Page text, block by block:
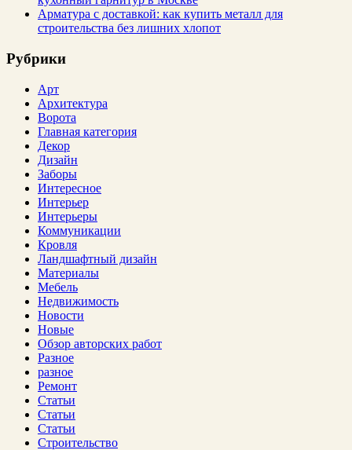
Арматура с доставкой: как купить металл для
строительства без лишних хлопот
Рубрики
Арт
Архитектура
Ворота
Главная категория
Декор
Дизайн
Заборы
Интересное
Интерьер
Интерьеры
Коммуникации
Кровля
Ландшафтный дизайн
Материалы
Мебель
Недвижимость
Новости
Новые
Обзор авторских работ
Разное
разное
Ремонт
Статьи
Статьи
Статьи
Строительство